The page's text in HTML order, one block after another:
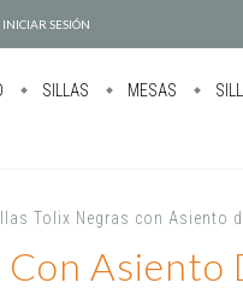
INICIAR SESIÓN
SILLAS MESAS
Tolix Negras con Asiento
Asiento